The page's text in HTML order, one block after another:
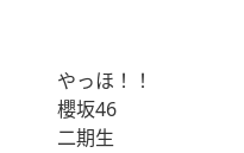
やっほ！！
櫻坂46
二期生